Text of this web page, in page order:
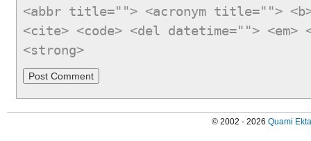
<abbr title=""> <acronym title="">
<cite> <code> <del datetime="">
<strong>
© 2002 - 2026 Quami